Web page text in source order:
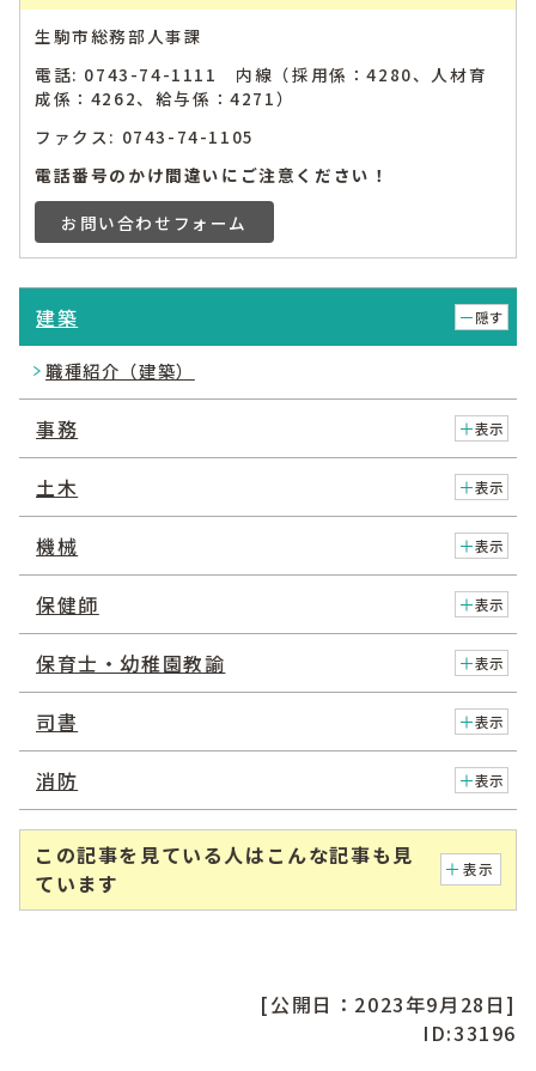
生駒市総務部人事課
電話: 0743-74-1111 内線（採用係：4280、人材育
成係：4262、給与係：4271）
ファクス: 0743-74-1105
電話番号のかけ間違いにご注意ください！
お問い合わせフォーム
建築 隠す
職種紹介（建築）
事務 表示
土木 表示
機械 表示
保健師 表示
保育士・幼稚園教諭 表示
司書 表示
消防 表示
この記事を見ている人はこんな記事も見
ています
表示
[公開日：2023年9月28日]
ID:33196